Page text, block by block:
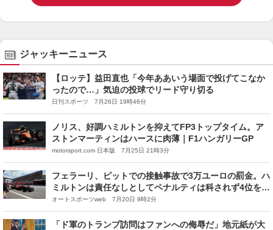
ジャッキーニュース
【ロッテ】益田直也「今年ああいう場面で投げてこなか
ったので…」気迫の投球でリード守り切る
日刊スポーツ 7月26日 19時46分
ノリス、好調ハミルトンを抑えてFP3トップタイム。ア
ストンマーティンはハースに肉薄｜F1ハンガリーGP
motorsport.com 日本版 7月25日 21時3分
フェラーリ、ピットでの接触事故で3万ユーロの罰金。ハ
ミルトンは責任なしとしてペナルティは科されず4位を維
持
オートスポーツweb 7月20日 9時2分
「ド軍のトランプ訪問はファンへの侮辱だ」地元紙が大